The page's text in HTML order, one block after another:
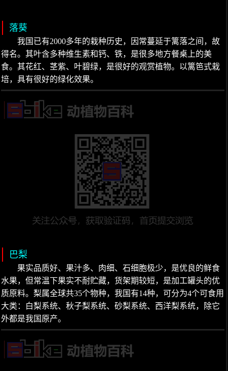
落葵
我国已有2000多年的栽种历史，因常蔓延于篱落之间，故
得名。其叶含多种维生素和钙、铁，是很多地方餐桌上的美
食。其花红、茎紫、叶碧绿，是很好的观赏植物。以篱笆式栽
培，具有很好的绿化效果。
巴梨
果实品质好、果汁多、肉细、石细胞极少，是优良的鲜食
水果，但常温下果实不耐贮藏，货架期较短，是加工罐头的优
质原料。梨属全球共35个物种，我国有14种，可分为4个可食用
大类：白梨系统、秋子梨系统、砂梨系统、西洋梨系统，除它
外都是我国原产。